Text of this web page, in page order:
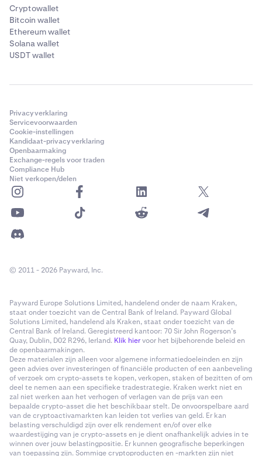
Cryptowallet
Bitcoin wallet
Ethereum wallet
Solana wallet
USDT wallet
Privacyverklaring
Servicevoorwaarden
Cookie-instellingen
Kandidaat-privacyverklaring
Openbaarmaking
Exchange-regels voor traden
Compliance Hub
Niet verkopen/delen
© 2011 - 2026 Payward, Inc.
Payward Europe Solutions Limited, handelend onder de naam Kraken,
staat onder toezicht van de Central Bank of Ireland. Payward Global
Solutions Limited, handelend als Kraken, staat onder toezicht van de
Central Bank of Ireland. Geregistreerd kantoor: 70 Sir John Rogerson’s
Quay, Dublin, D02 R296, Ierland. Klik hiervoor het bijbehorende beleid en
de openbaarmakingen.
Deze materialen zijn alleen voor algemene informatiedoeleinden en zijn
geen advies over investeringen of financiële producten of een aanbeveling
of verzoek om crypto-assets te kopen, verkopen, staken of bezitten of om
deel te nemen aan een specifieke tradestrategie. Kraken werkt niet en
zal niet werken aan het verhogen of verlagen van de prijs van een
bepaalde crypto-asset die het beschikbaar stelt. De onvoorspelbare aard
van de cryptoactivamarkten kan leiden tot verlies van geld. Er kan
belasting verschuldigd zijn over elk rendement en/of over elke
waardestijging van je crypto-assets en je dient onafhankelijk advies in te
winnen over jouw belastingpositie. Er kunnen geografische beperkingen
van toepassing zijn. Sommige cryptoproducten en -markten zijn niet